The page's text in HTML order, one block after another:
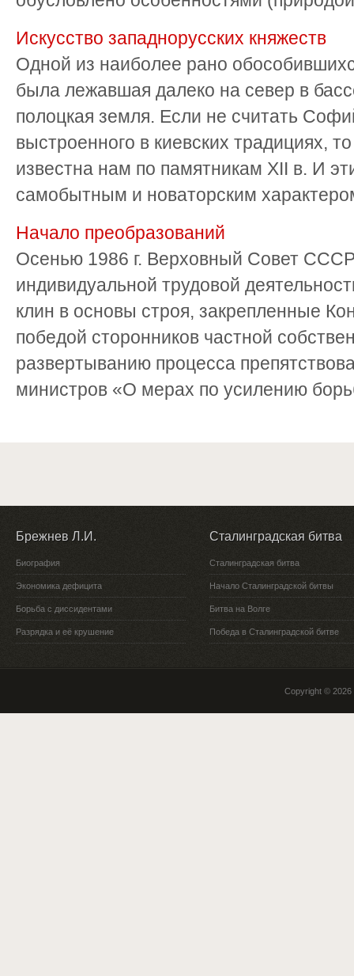
Искусство западнорусских княжеств
Одной из наиболее рано
была лежавшая далеко на север в
полоцкая земля. Если не считать
выстроенного в киевских традициях,
известна нам по памятникам XII в. И
самобытным и новаторским
Начало преобразований
Осенью 1986 г. Верховный Совет
индивидуальной трудовой
клин в основы строя, закрепленные
победой сторонников частной
развертыванию процесса
министров «О мерах по усилению
Брежнев Л.И.
Биография
Экономика дефицита
Борьба с диссидентами
Разрядка и её крушение
Сталинградская битва
Сталинградская битва
Начало Сталинградской битвы
Битва на Волге
Победа в Сталинградской битве
Copyright © 2026